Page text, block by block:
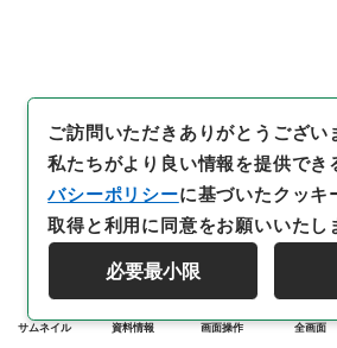
サムネイル 資料情報 画面操作 全画面
ご訪問いただきありがとうござい
私たちがより良い情報を提供でき
バシーポリシーに基づいたクッ
取得と利用に同意をお願いいたし
必要最小限